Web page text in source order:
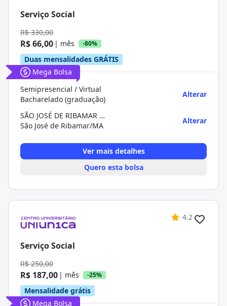
Serviço Social
R$ 330,00
R$ 66,00 | mês -80%
Duas mensalidades GRÁTIS
Mega Bolsa
Semipresencial / Virtual
Bacharelado (graduação)
Alterar
SÃO JOSÉ DE RIBAMAR (MACROX1)
São José de Ribamar/MA
Alterar
Ver mais detalhes
Quero esta bolsa
4.2
Serviço Social
R$ 250,00
R$ 187,00 | mês -25%
Mensalidade grátis
Mega Bolsa